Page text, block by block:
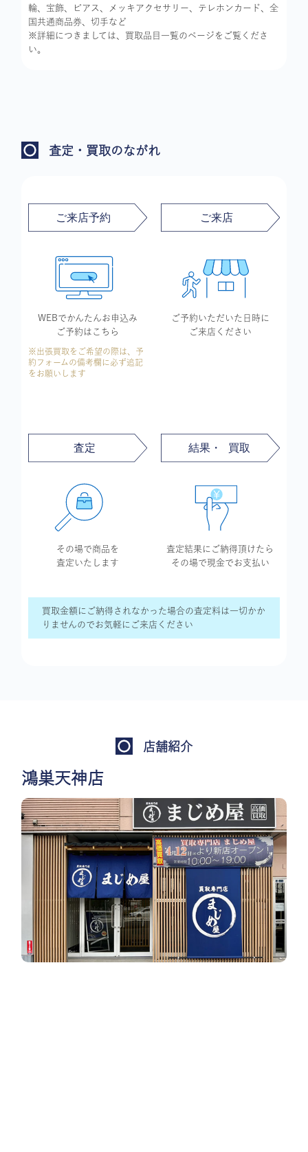
輪、宝飾、ピアス、メッキアクセサリー、テレホンカード、全
国共通商品券、切手など
※詳細につきましては、買取品目一覧のページをご覧くださ
い。
査定・買取のながれ
WEBでかんたんお申込み
ご予約はこちら
※出張買取をご希望の際は、予
約フォームの備考欄に必ず追記
をお願いします
ご予約いただいた 日時に
ご来店ください
その場で商品を
査定いたします
査定結果に ご納得頂けたら
その場で現金で お支払い
買取金額にご納得されなかった場合の査定料は一切かか
りませんのでお気軽にご来店ください
店舗紹介
鴻巣天神店